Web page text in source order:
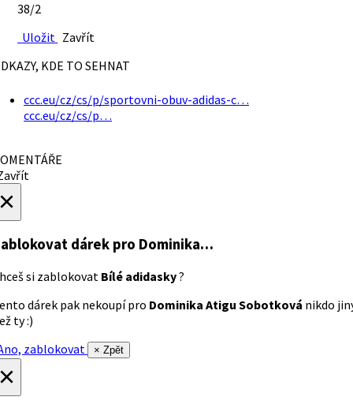
38/2
Uložit Zavřít
KDE TO SEHNAT
ccc.eu/cz/cs/p/sportovni-obuv-adidas-c…
ccc.eu/cz/cs/p…
dárek pro Dominika…
si zablokovat Bílé adidasky?
dárek pak nekoupí pro Dominika Atigu Sobotková nikdo
ty :)
zablokovat
× Zpět